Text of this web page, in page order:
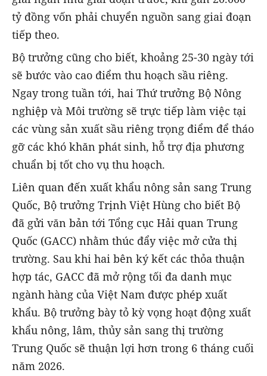
tỷ đồng vốn phải chuyển nguồn sang giai đoạn
tiếp theo.
Bộ trưởng cũng cho biết, khoảng 25-30 ngày tới
sẽ bước vào cao điểm thu hoạch sầu riêng.
Ngay trong tuần tới, hai Thứ trưởng Bộ Nông
nghiệp và Môi trường sẽ trực tiếp làm việc tại
các vùng sản xuất sầu riêng trọng điểm để tháo
gỡ các khó khăn phát sinh, hỗ trợ địa phương
chuẩn bị tốt cho vụ thu hoạch.
Liên quan đến xuất khẩu nông sản sang Trung
Quốc, Bộ trưởng Trịnh Việt Hùng cho biết Bộ
đã gửi văn bản tới Tổng cục Hải quan Trung
Quốc (GACC) nhằm thúc đẩy việc mở cửa thị
trường. Sau khi hai bên ký kết các thỏa thuận
hợp tác, GACC đã mở rộng tối đa danh mục
ngành hàng của Việt Nam được phép xuất
khẩu. Bộ trưởng bày tỏ kỳ vọng hoạt động xuất
khẩu nông, lâm, thủy sản sang thị trường
Trung Quốc sẽ thuận lợi hơn trong 6 tháng cuối
năm 2026.